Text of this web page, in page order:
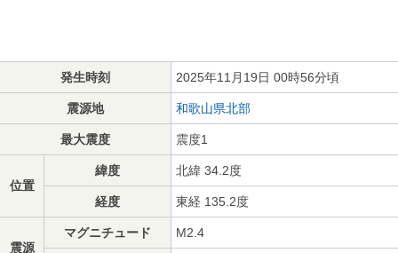
発生時刻 2025年11月19日 00時56分頃
震源地 和歌山県北部
最大震度 震度1
位置
緯度 北緯 34.2度
経度 東経 135.2度
震源
マグニチュード M2.4